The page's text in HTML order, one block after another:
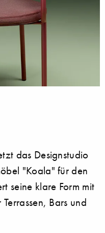
das Designstudio
"Koala" für den
seine klare Form mit
Bars und